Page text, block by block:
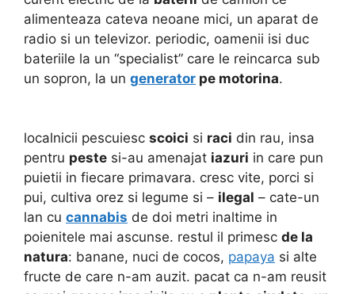
alimenteaza cateva neoane mici, un aparat de
radio si un televizor. periodic, oamenii isi duc
bateriile la un “specialist” care le reincarca sub
un sopron, la un generator pe motorina.
localnicii pescuiesc scoici si raci din rau, insa
pentru peste si-au amenajat iazuri in care pun
puietii in fiecare primavara. cresc vite, porci si
pui, cultiva orez si legume si – ilegal – cate-un
lan cu cannabis de doi metri inaltime in
poienitele mai ascunse. restul il primesc de la
natura: banane, nuci de cocos, papaya si alte
fructe de care n-am auzit. pacat ca n-am reusit